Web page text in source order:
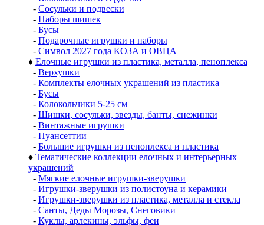
- Сосульки и подвески
- Наборы шишек
- Бусы
- Подарочные игрушки и наборы
- Символ 2027 года КОЗА и ОВЦА
♦ Елочные игрушки из пластика, металла, пеноплекса
- Верхушки
- Комплекты елочных украшений из пластика
- Бусы
- Колокольчики 5-25 см
- Шишки, сосульки, звезды, банты, снежинки
- Винтажные игрушки
- Пуансеттии
- Большие игрушки из пеноплекса и пластика
♦ Тематические коллекции елочных и интерьерных
украшений
- Мягкие елочные игрушки-зверушки
- Игрушки-зверушки из полистоуна и керамики
- Игрушки-зверушки из пластика, металла и стекла
- Санты, Деды Морозы, Снеговики
- Куклы, арлекины, эльфы, феи